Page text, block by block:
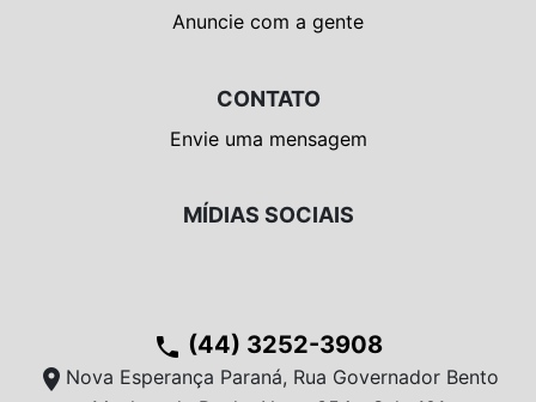
Anuncie com a gente
CONTATO
Envie uma mensagem
MÍDIAS SOCIAIS
phone (44) 3252-3908
location_on Nova Esperança Paraná, Rua Governador Bento